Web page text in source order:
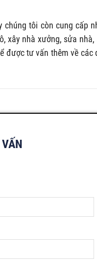
chúng tôi còn cung cấp
xây nhà xưởng, sửa nhà,
được tư vấn thêm về các